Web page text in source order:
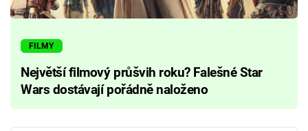
FILMY
Největší filmový průšvih roku? Falešné Star
Wars dostávají pořádně naloženo